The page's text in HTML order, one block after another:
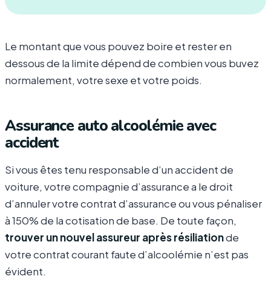
Le montant que vous pouvez boire et rester en
dessous de la limite dépend de combien vous buvez
normalement, votre sexe et votre poids.
Assurance auto alcoolémie avec
accident
Si vous êtes tenu responsable d’un accident de
voiture, votre compagnie d’assurance a le droit
d’annuler votre contrat d’assurance ou vous pénaliser
à 150% de la cotisation de base. De toute façon,
trouver un nouvel assureur après résiliationde
votre contrat courant faute d’alcoolémie n’est pas
évident.